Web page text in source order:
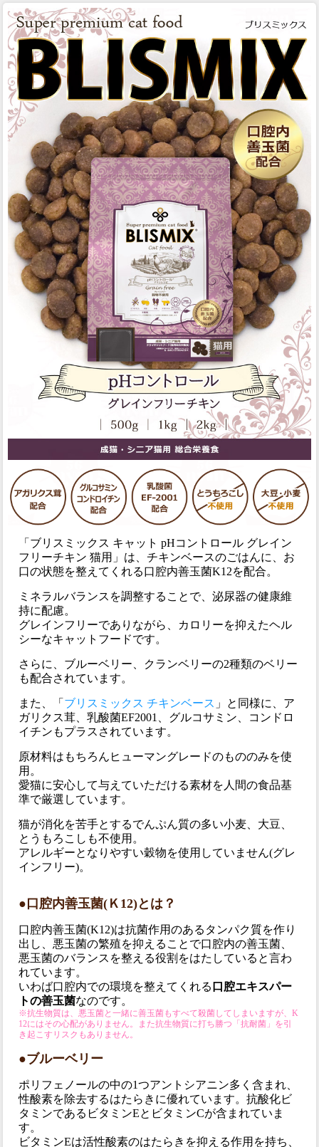
「ブリスミックス キャット pHコントロール グレイン
フリーチキン 猫用」は、チキンベースのごはんに、お
口の状態を整えてくれる口腔内善玉菌K12を配合。
ミネラルバランスを調整することで、泌尿器の健康維
持に配慮。
グレインフリーでありながら、カロリーを抑えたヘル
シーなキャットフードです。
さらに、ブルーベリー、クランベリーの2種類のベリー
も配合されています。
また、「 ブリスミックス チキンベース 」と同様に、ア
ガリクス茸、乳酸菌EF2001、グルコサミン、コンドロ
イチンもプラスされています。
原材料はもちろんヒューマングレードのもののみを使
用。
愛猫に安心して与えていただける素材を人間の食品基
準で厳選しています。
猫が消化を苦手とするでんぷん質の多い小麦、大豆、
とうもろこしも不使用。
アレルギーとなりやすい穀物を使用していません(グレ
インフリー)。
●口腔内善玉菌(Ｋ12)とは？
口腔内善玉菌(K12)は抗菌作用のあるタンパク質を作り
出し、悪玉菌の繁殖を抑えることで口腔内の善玉菌、
悪玉菌のバランスを整える役割をはたしていると言わ
れています。
いわば口腔内での環境を整えてくれる 口腔エキスパー
トの善玉菌なのです。
※抗生物質は、悪玉菌と一緒に善玉菌もすべて殺菌してしまいますが、K
12にはその心配がありません。また抗生物質に打ち勝つ「抗耐菌」を引
き起こすリスクもありません。
●ブルーベリー
ポリフェノールの中の1つアントシアニン多く含まれ、
性酸素を除去するはたらきに優れています。抗酸化ビ
タミンであるビタミンEとビタミンCが含まれていま
す。
ビタミンEは活性酸素のはたらきを抑える作用を持ち、